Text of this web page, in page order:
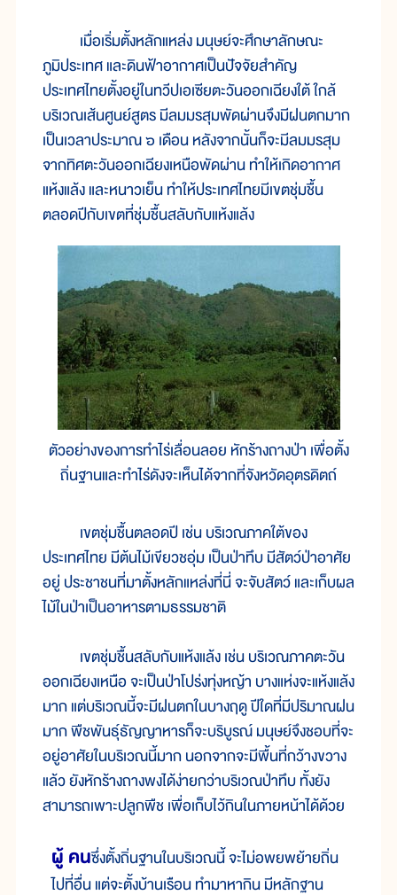
เมื่อเริ่มตั้งหลักแหล่ง มนุษย์จะศึกษาลักษณะ
ภูมิประเทศ และดินฟ้าอากาศเป็นปัจจัยสำคัญ
ประเทศไทยตั้งอยู่ในทวีปเอเซียตะวันออกเฉียงใต้ ใกล้
บริเวณเส้นศูนย์สูตร มีลมมรสุมพัดผ่านจึงมีฝนตกมาก
เป็นเวลาประมาณ ๖ เดือน หลังจากนั้นก็จะมีลมมรสุม
จากทิศตะวันออกเฉียงเหนือพัดผ่าน ทำให้เกิดอากาศ
แห้งแล้ง และหนาวเย็น ทำให้ประเทศไทยมีเขตชุ่มชื้น
ตลอดปีกับเขตที่ชุ่มชื้นสลับกับแห้งแล้ง
ตัวอย่างของการทำไร่เลื่อนลอย หักร้างถางป่า เพื่อตั้ง
ถิ่นฐานและทำไร่ดังจะเห็นได้จากที่จังหวัดอุตรดิตถ์
เขตชุ่มชื้นตลอดปี เช่น บริเวณภาคใต้ของ
ประเทศไทย มีต้นไม้เขียวชอุ่ม เป็นป่าทึบ มีสัตว์ป่าอาศัย
อยู่ ประชาชนที่มาตั้งหลักแหล่งที่นี่ จะจับสัตว์ และเก็บผล
ไม้ในป่าเป็นอาหารตามธรรมชาติ
เขตชุ่มชื้นสลับกับแห้งแล้ง เช่น บริเวณภาคตะวัน
ออกเฉียงเหนือ จะเป็นป่าโปร่งทุ่งหญ้า บางแห่งจะแห้งแล้ง
มาก แต่บริเวณนี้จะมีฝนตกในบางฤดู ปีใดที่มีปริมาณฝน
มาก พืชพันธุ์ธัญญาหารก็จะบริบูรณ์ มนุษย์จึงชอบที่จะ
อยู่อาศัยในบริเวณนี้มาก นอกจากจะมีพื้นที่กว้างขวาง
แล้ว ยังหักร้างถางพงได้ง่ายกว่าบริเวณป่าทึบ ทั้งยัง
สามารถเพาะปลูกพืช เพื่อเก็บไว้กินในภายหน้าได้ด้วย
ผู้ คนซึ่งตั้งถิ่นฐานในบริเวณนี้ จะไม่อพยพย้ายถิ่น
ไปที่อื่น แต่จะตั้งบ้านเรือน ทำมาหากิน มีหลักฐาน